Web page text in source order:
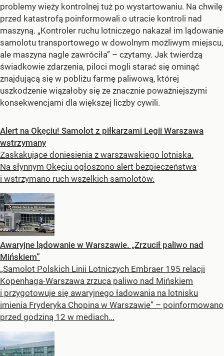
problemy wieży kontrolnej tuż po wystartowaniu. Na chwilę
przed katastrofą poinformowali o utracie kontroli nad
maszyną. „Kontroler ruchu lotniczego nakazał im lądowanie
samolotu transportowego w dowolnym możliwym miejscu,
ale maszyna nagle zawróciła” – czytamy. Jak twierdzą
świadkowie zdarzenia, piloci mogli starać się ominąć
znajdującą się w pobliżu farmę paliwową, której
uszkodzenie wiązałoby się ze znacznie poważniejszymi
konsekwencjami dla większej liczby cywili.
Alert na Okęciu! Samolot z piłkarzami Legii Warszawa
wstrzymany
Zaskakujące doniesienia z warszawskiego lotniska.
Na słynnym Okęciu ogłoszono alert bezpieczeństwa
i wstrzymano ruch wszelkich samolotów.
Awaryjne lądowanie w Warszawie. „Zrzucił paliwo nad
Mińskiem”
„Samolot Polskich Linii Lotniczych Embraer 195 relacji
Kopenhaga-Warszawa zrzuca paliwo nad Mińskiem
i przygotowuje się awaryjnego ładowania na lotnisku
imienia Fryderyka Chopina w Warszawie” – poinformowano
przed godziną 12 w mediach...